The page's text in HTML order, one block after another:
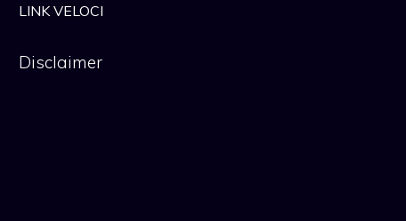
LINK VELOCI
Disclaimer